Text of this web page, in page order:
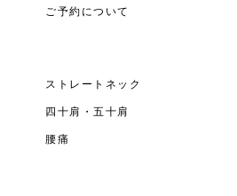
ご予約について
ストレートネック
四十肩・五十肩
腰痛